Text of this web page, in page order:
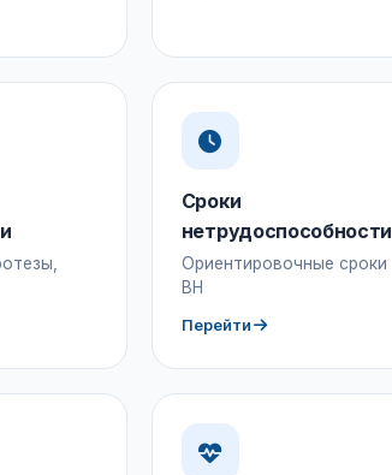
Сроки
нетрудоспособности
Ориентировочные сроки
ВН
Перейти